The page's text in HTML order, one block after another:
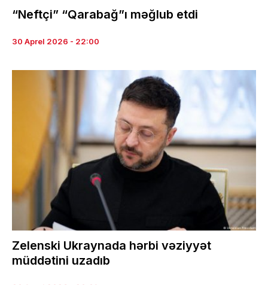
“Neftçi” “Qarabağ”ı məğlub etdi
30 Aprel 2026 - 22:00
Zelenski Ukraynada hərbi vəziyyət
müddətini uzadıb